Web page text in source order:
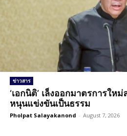
ข่าวสาร
‘เอกนิติ’ เล็งออกมาตรการใ
หนุนแข่งขันเป็นธรรม
Pholpat Salayakanond - August 7, 2026